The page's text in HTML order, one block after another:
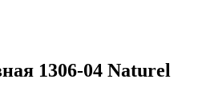
1306-04 Naturel